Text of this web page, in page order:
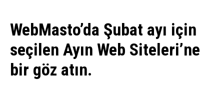
WebMasto’da Şubat ayı için
seçilen Ayın Web Siteleri’ne
bir göz atın.